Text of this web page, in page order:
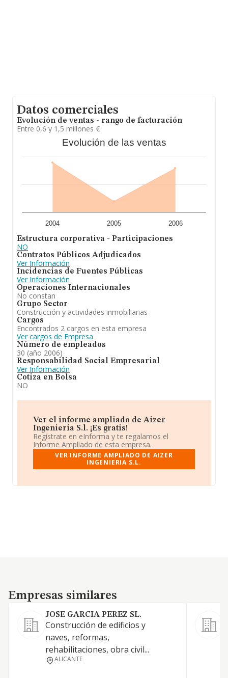
Datos comerciales
Evolución de ventas - rango de facturación
Entre 0,6 y 1,5 millones €
Evolución de las ventas
2004 2005 2006
Estructura corporativa - Participaciones
NO
Contratos Públicos Adjudicados
Ver Información
Incidencias de Fuentes Públicas
Ver Información
Operaciones Internacionales
No constan
Grupo Sector
Construcción y actividades inmobiliarias
Cargos
Encontrados 2 cargos en esta empresa
Ver cargos de Empresa
Número de empleados
30 (año 2006)
Responsabilidad Social Empresarial
Ver Información
Cotiza en Bolsa
NO
Ver el informe ampliado de Aizer
Ingenieria S.l. ¡Es gratis!
Regístrate en eInforma y te regalamos el
Informe Ampliado de esta empresa.
VER INFORME AMPLIADO DE AIZER
INGENIERIA S.L.
Empresas similares
Empresas similares
JOSE GARCIA PEREZ SL.
Construcción de edificios y
naves, reformas,
rehabilitaciones, obra civil...
ALICANTE